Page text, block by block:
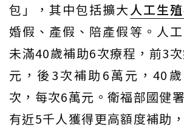
包」，其中包括擴大人工生殖
婚假、產假、陪產假等。人
未滿40歲補助6次療程，前3
元，後3次補助6萬元，40
次，每次6萬元。衛福部國健
有近5千人獲得更高額度補助